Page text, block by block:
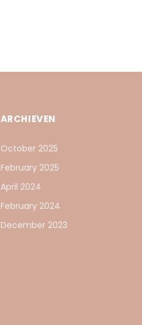
ARCHIEVEN
October 2025
February 2025
April 2024
February 2024
December 2023